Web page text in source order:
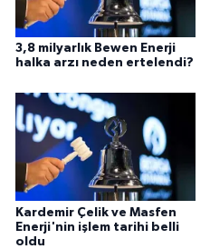
3,8 milyarlık Bewen Enerji
halka arzı neden ertelendi?
Kardemir Çelik ve Masfen
Enerji'nin işlem tarihi belli
oldu